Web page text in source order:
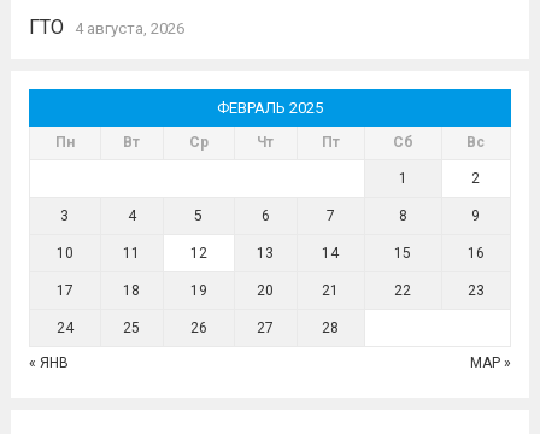
ГТО 4 августа, 2026
ФЕВРАЛЬ 2025
Пн Вт Ср Чт Пт Сб Вс
1 2
3 4 5 6 7 8 9
10 11 12 13 14 15 16
17 18 19 20 21 22 23
24 25 26 27 28
« ЯНВ МАР »